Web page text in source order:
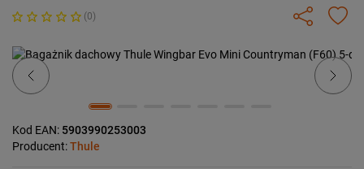
(0)
Previous Next
Kod EAN: 5903990253003
Producent:Thule